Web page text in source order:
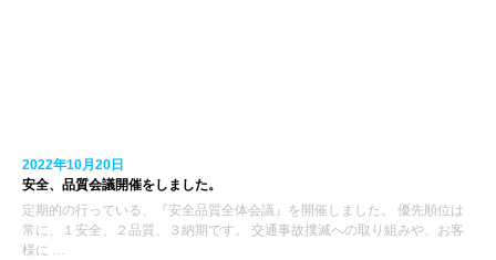
2022年10月20日
安全、品質会議開催をしました。
定期的の行っている、『安全品質全体会議』を開催しました。 優先順位は
常に、１安全、２品質、３納期です。 交通事故撲滅への取り組みや、お客
様に …